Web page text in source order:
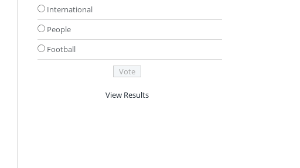
International
People
Football
View Results